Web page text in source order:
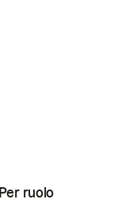
Per ruolo